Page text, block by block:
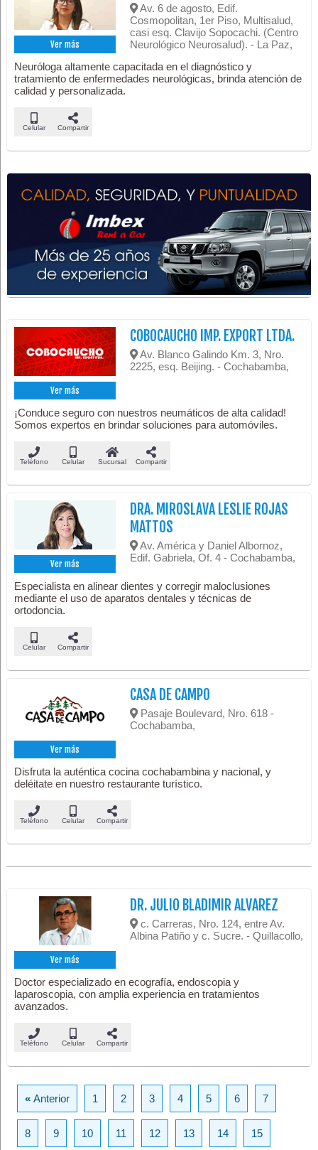
Ver más
Av. 6 de agosto, Edif.
Cosmopolitan, 1er Piso, Multisalud,
casi esq. Clavijo Sopocachi. (Centro
Neurológico Neurosalud). - La Paz,
Neuróloga altamente capacitada en el diagnóstico y
tratamiento de enfermedades neurológicas, brinda atención de
calidad y personalizada.
Celular Compartir
Ver más
COBOCAUCHO IMP. EXPORT LTDA.
Av. Blanco Galindo Km. 3, Nro.
2225, esq. Beijing. - Cochabamba,
¡Conduce seguro con nuestros neumáticos de alta calidad!
Somos expertos en brindar soluciones para automóviles.
Teléfono Celular Sucursal Compartir
Ver más
DRA. MIROSLAVA LESLIE ROJAS
MATTOS
Av. América y Daniel Albornoz,
Edif. Gabriela, Of. 4 - Cochabamba,
Especialista en alinear dientes y corregir maloclusiones
mediante el uso de aparatos dentales y técnicas de
ortodoncia.
Celular Compartir
Ver más
CASA DE CAMPO
Pasaje Boulevard, Nro. 618 -
Cochabamba,
Disfruta la auténtica cocina cochabambina y nacional, y
deléitate en nuestro restaurante turístico.
Teléfono Celular Compartir
Ver más
DR. JULIO BLADIMIR ALVAREZ
c. Carreras, Nro. 124, entre Av.
Albina Patiño y c. Sucre. - Quillacollo,
Doctor especializado en ecografía, endoscopia y
laparoscopia, con amplia experiencia en tratamientos
avanzados.
Teléfono Celular Compartir
«Anterior 1 2 3 4 5 6 7
8 9 10 11 12 13 14 15